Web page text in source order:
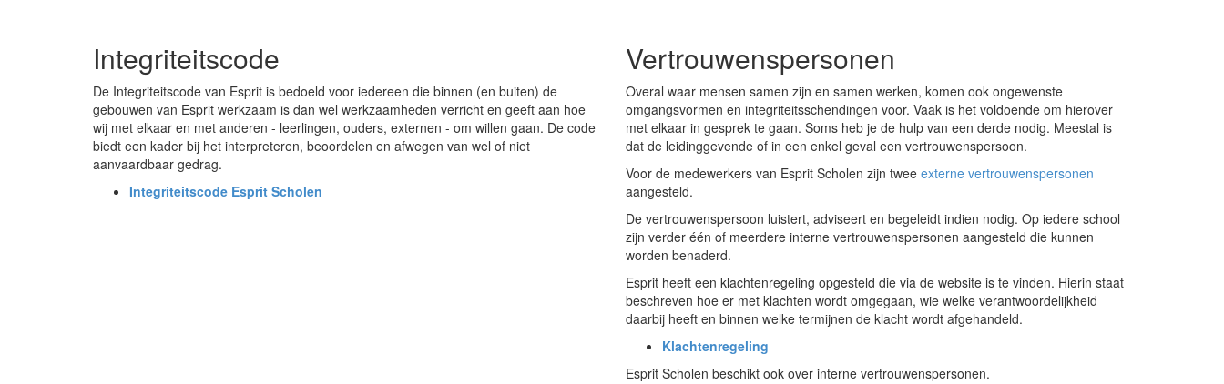
Integriteitscode
De Integriteitscode van Esprit is bedoeld voor iedereen die binnen (en buiten) de
gebouwen van Esprit werkzaam is dan wel werkzaamheden verricht en geeft aan hoe
wij met elkaar en met anderen - leerlingen, ouders, externen - om willen gaan. De code
biedt een kader bij het interpreteren, beoordelen en afwegen van wel of niet
aanvaardbaar gedrag.
Integriteitscode Esprit Scholen
Vertrouwenspersonen
Overal waar mensen samen zijn en samen werken, komen ook ongewenste
omgangsvormen en integriteitsschendingen voor. Vaak is het voldoende om hierover
met elkaar in gesprek te gaan. Soms heb je de hulp van een derde nodig. Meestal is
dat de leidinggevende of in een enkel geval een vertrouwenspersoon.
Voor de medewerkers van Esprit Scholen zijn twee externe vertrouwenspersonen
aangesteld.
De vertrouwenspersoon luistert, adviseert en begeleidt indien nodig. Op iedere school
zijn verder één of meerdere interne vertrouwenspersonen aangesteld die kunnen
worden benaderd.
Esprit heeft een klachtenregeling opgesteld die via de website is te vinden. Hierin staat
beschreven hoe er met klachten wordt omgegaan, wie welke verantwoordelijkheid
daarbij heeft en binnen welke termijnen de klacht wordt afgehandeld.
Klachtenregeling
Esprit Scholen beschikt ook over interne vertrouwenspersonen.